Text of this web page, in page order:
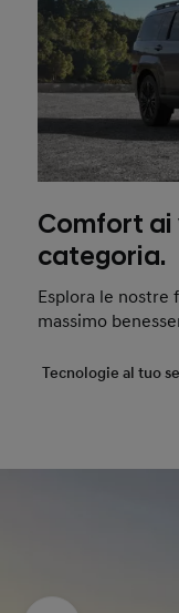
Comfort
categoria.
Esplora le
massimo
Tecnologie al tuo